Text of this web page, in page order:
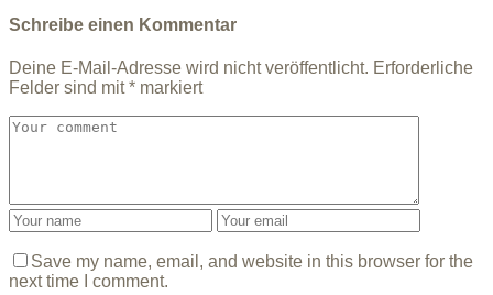
Schreibe einen Kommentar
Deine E-Mail-Adresse wird nicht veröffentlicht. Erforderliche
Felder sind mit* markiert
Save my name, email, and website in this browser for the
next time I comment.